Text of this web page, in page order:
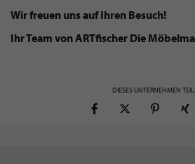
Wir freuen uns auf Ihren Besuch!
Ihr Team von ARTfischer Die
DIESES UNTERNEHMEN